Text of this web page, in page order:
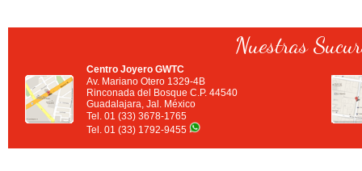
Nuestras
Centro Joyero GWTC
Av. Mariano Otero 1329-4B
Rinconada del Bosque C.P. 44540
Guadalajara, Jal. México
Tel. 01 (33) 3678-1765
Tel. 01 (33) 1792-9455